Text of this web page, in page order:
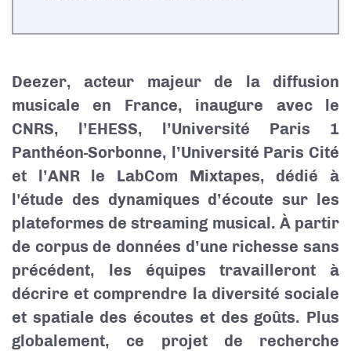
Deezer, acteur majeur de la diffusion
musicale en France, inaugure avec le
CNRS, l’EHESS, l’Université Paris 1
Panthéon-Sorbonne, l’Université Paris Cité
et l’ANR le LabCom Mixtapes, dédié à
l'étude des dynamiques d’écoute sur les
plateformes de streaming musical. À partir
de corpus de données d’une richesse sans
précédent, les équipes travailleront à
décrire et comprendre la diversité sociale
et spatiale des écoutes et des goûts. Plus
globalement, ce projet de recherche